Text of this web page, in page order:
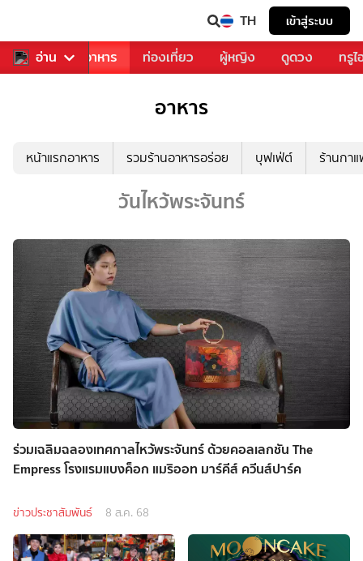
TH เข้าสู่ระบบ
อ่าน
การเพลง อาหาร ท่องเที่ยว ผู้หญิง ดูดวง ทรู
อาหาร
หน้าแรกอาหาร รวมร้านอาหารอร่อย บุฟเฟ่ต์ ร้านกา
วันไหว้พระจันทร์
ร่วมเฉลิมฉลองเทศกาลไหว้พระจันทร์ ด้วยคอลเลกชัน The
Empress โรงแรมแบงค็อก แมริออท มาร์คีส์ ควีนส์ปาร์ค
ข่าวประชาสัมพันธ์ 8 ส.ค. 68